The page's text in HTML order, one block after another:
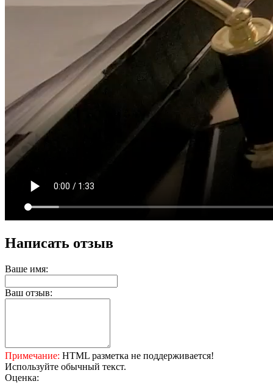
Написать отзыв
Ваше имя:
Ваш отзыв:
Примечание: HTML разметка не поддерживается!
Используйте обычный текст.
Оценка: